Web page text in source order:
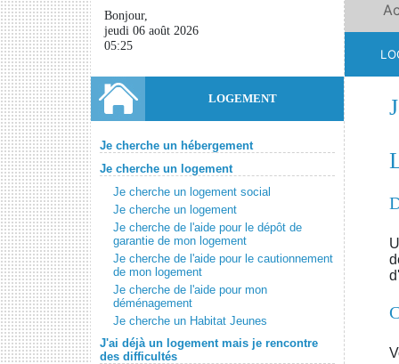
Bonjour,
jeudi 06 août 2026
05:25
LOGEMENT
Je cherche un hébergement
Je cherche un logement
Je cherche un logement social
Je cherche un logement
Je cherche de l'aide pour le dépôt de
garantie de mon logement
Je cherche de l'aide pour le cautionnement
de mon logement
Je cherche de l'aide pour mon
déménagement
Je cherche un Habitat Jeunes
J'ai déjà un logement mais je rencontre
des difficultés